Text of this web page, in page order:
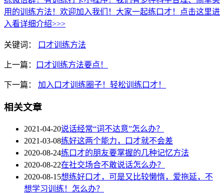
用的训练方法！欢迎加入我们！大家一起练口才！点击这里进
入看详细介绍>>>
关键词： 口才训练方法
上一篇： 口才训练方法要点！
下一篇： 加入口才训练圈子！轻松训练口才！
相关文章
2021-04-20说话经常“词不达意”怎么办？
2021-03-08练好这两个能力，口才就不会差
2020-08-24练口才的朋友要掌握的几种记忆方法
2020-08-22在社交场合不敢说话怎么办？
2020-08-15想练好口才，可是又比较懒惰，爱拖延，不
想学习训练！怎么办？